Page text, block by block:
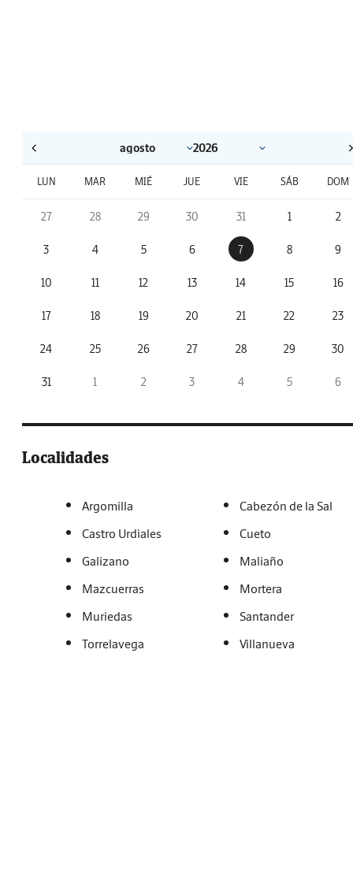
LUN MAR MIÉ JUE VIE SÁB DOM
27 28 29 30 31 1 2
3 4 5 6 7 8 9
10 11 12 13 14 15 16
17 18 19 20 21 22 23
24 25 26 27 28 29 30
31 1 2 3 4 5 6
Localidades
Argomilla
Cabezón de la Sal
Castro Urdiales
Cueto
Galizano
Maliaño
Mazcuerras
Mortera
Muriedas
Santander
Torrelavega
Villanueva